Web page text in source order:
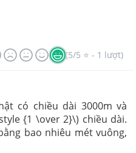
(5/5 ⭐ - 1 lượt)
có chiều dài 3000m và
{1 \over 2}\) chiều dài.
bao nhiêu mét vuông,